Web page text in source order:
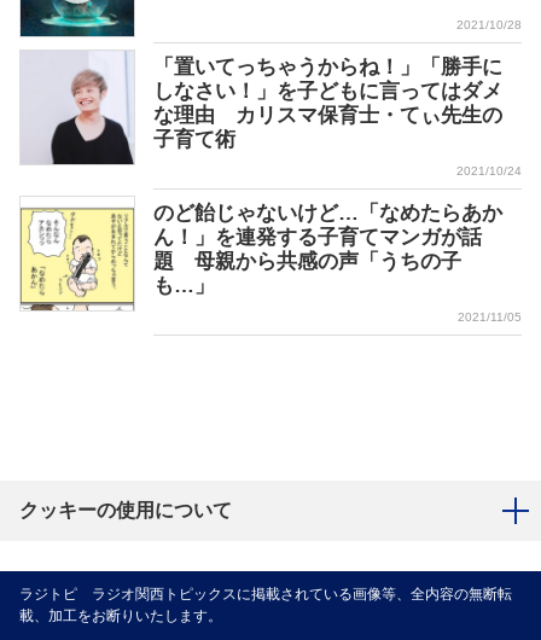
2021/10/28
「置いてっちゃうからね！」「勝手に
しなさい！」を子どもに言ってはダメ
な理由 カリスマ保育士・てぃ先生の
子育て術
2021/10/24
のど飴じゃないけど…「なめたらあか
ん！」を連発する子育てマンガが話
題 母親から共感の声「うちの子
も…」
2021/11/05
クッキーの使用について
ラジトピ ラジオ関西トピックスに掲載されている画像等、全内容の無断転
載、加工をお断りいたします。